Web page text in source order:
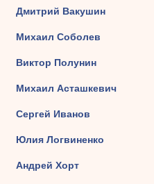
Дмитрий Вакушин
Михаил Соболев
Виктор Полунин
Михаил Асташкевич
Сергей Иванов
Юлия Логвиненко
Андрей Хорт